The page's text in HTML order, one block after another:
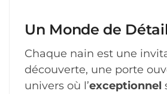
Un Monde de
Chaque nain est une
découverte, une porte
univers où l’exceptionnel